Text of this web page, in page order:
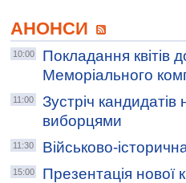
АНОНСИ
10:00
Покладання квітів
Меморіального
11:00
Зустріч
виборцями
11:30 Військово-
15:00
Презентація нової